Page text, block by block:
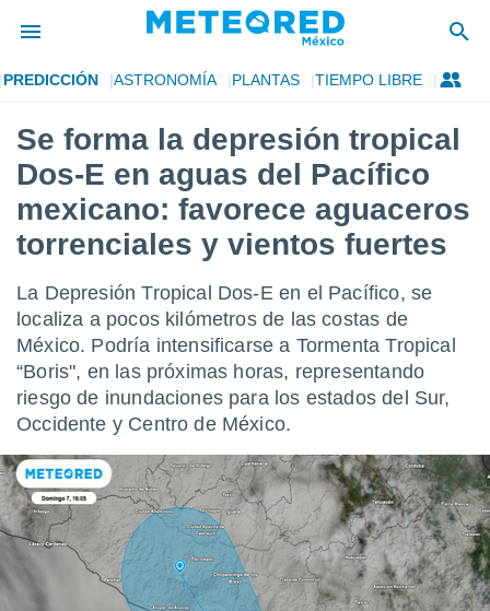
de
ha sido
para
la
que se
a este
las
y
forma
digital
basada
PREDICCIÓN ASTRONOMÍA PLANTAS TIEMPO LIBRE
Se forma la depresión tropical
Dos-E en aguas del Pacífico
mexicano: favorece aguaceros
torrenciales y vientos fuertes
La Depresión Tropical Dos-E en el Pacífico, se
localiza a pocos kilómetros de las costas de
México. Podría intensificarse a Tormenta Tropical
“Boris", en las próximas horas, representando
riesgo de inundaciones para los estados del Sur,
Occidente y Centro de México.